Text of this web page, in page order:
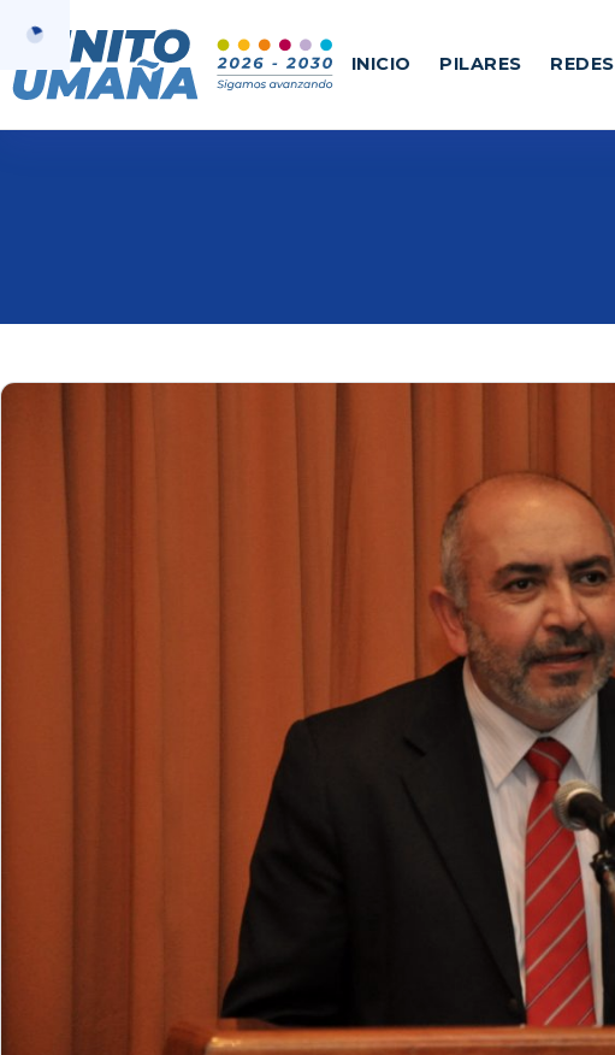
INICIO PILARES REDES